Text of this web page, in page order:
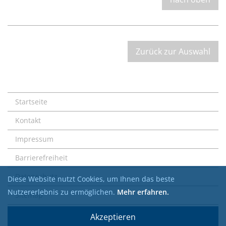
Zurück zur Auswahl
Startseite
Kontakt
Impressum
Barrierefreiheit
Datenschutz
Sitemap
Diese Website nutzt Cookies, um Ihnen das beste
Nutzererlebnis zu ermöglichen. Mehr erfahren.
Akzeptieren